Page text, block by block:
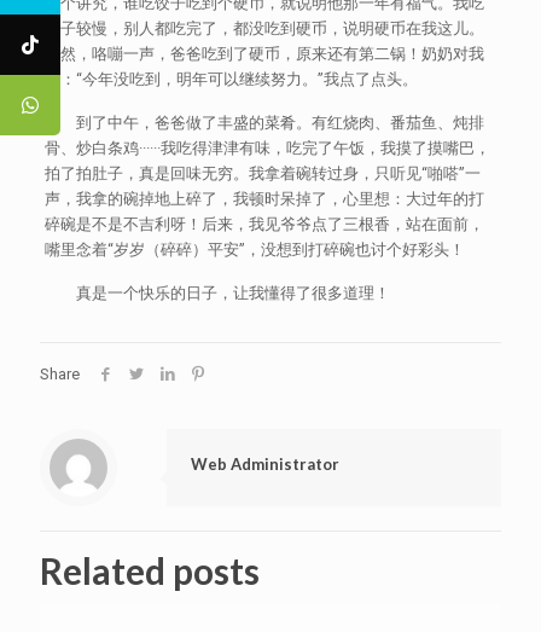
饺子较慢，别人都吃完了，都没吃到硬币，说明硬币在我这儿。
突然，咯嘣一声，爸爸吃到了硬币，原来还有第二锅！奶奶对我
说：“今年没吃到，明年可以继续努力。”我点了点头。
到了中午，爸爸做了丰盛的菜肴。有红烧肉、番茄鱼、炖排
骨、炒白条鸡······我吃得津津有味，吃完了午饭，我摸了摸嘴巴，
拍了拍肚子，真是回味无穷。我拿着碗转过身，只听见“啪嗒”一
声，我拿的碗掉地上碎了，我顿时呆掉了，心里想：大过年的打
碎碗是不是不吉利呀！后来，我见爷爷点了三根香，站在面前，
嘴里念着“岁岁（碎碎）平安”，没想到打碎碗也讨个好彩头！
真是一个快乐的日子，让我懂得了很多道理！
Share
Web Administrator
Related posts